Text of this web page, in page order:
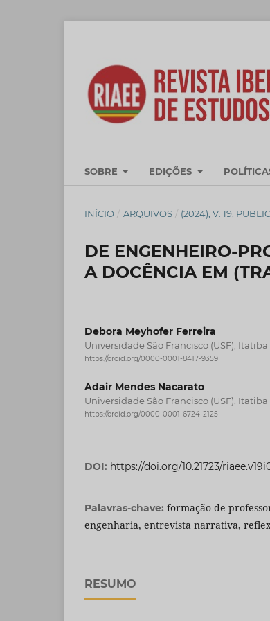
SOBRE EDIÇÕES
INÍCIO / ARQUIVOS / (2024), V. 19,
DE ENGENHEIRO-
A DOCÊNCIA EM
Debora Meyhofer Ferreira
Universidade São Francisco (USF), Itatiba
https://orcid.org/0000-0001-8417-9359
Adair Mendes Nacarato
Universidade São Francisco (USF), Itatiba
https://orcid.org/0000-0001-6724-2125
DOI: https://doi.org/10.21723/
Palavras-chave: formação de
engenharia, entrevista narrativa,
RESUMO